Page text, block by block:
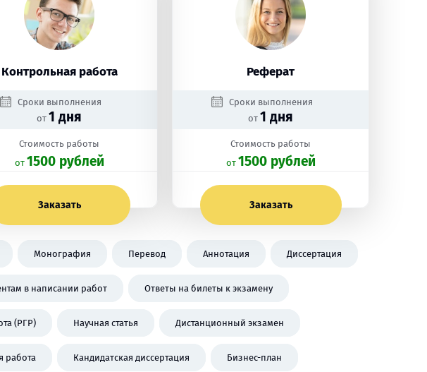
Контрольная работа
Сроки выполнения
от 1 дня
Стоимость работы
oт 1500 рублей
Заказать
Реферат
Сроки выполнения
от 1 дня
Стоимость работы
oт 1500 рублей
Заказать
Монография Перевод Аннотация Диссертация
в написании работ Ответы на билеты к экзамену
(РГР) Научная статья Дистанционный экзамен
работа Кандидатская диссертация Бизнес-план